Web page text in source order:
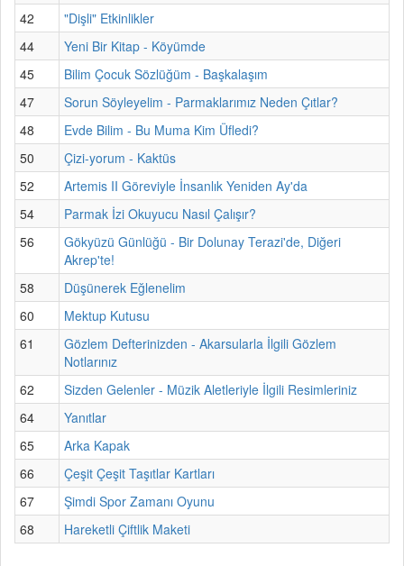
42
"Dişli" Etkinlikler
44
Yeni Bir Kitap - Köyümde
45
Bilim Çocuk Sözlüğüm - Başkalaşım
47
Sorun Söyleyelim - Parmaklarımız Neden Çıtlar?
48
Evde Bilim - Bu Muma Kim Üfledi?
50
Çizi-yorum - Kaktüs
52
Artemis II Göreviyle İnsanlık Yeniden Ay'da
54
Parmak İzi Okuyucu Nasıl Çalışır?
56
Gökyüzü Günlüğü - Bir Dolunay Terazi'de, Diğeri
Akrep'te!
58
Düşünerek Eğlenelim
60
Mektup Kutusu
61
Gözlem Defterinizden - Akarsularla İlgili Gözlem
Notlarınız
62
Sizden Gelenler - Müzik Aletleriyle İlgili Resimleriniz
64
Yanıtlar
65
Arka Kapak
66
Çeşit Çeşit Taşıtlar Kartları
67
Şimdi Spor Zamanı Oyunu
68
Hareketli Çiftlik Maketi